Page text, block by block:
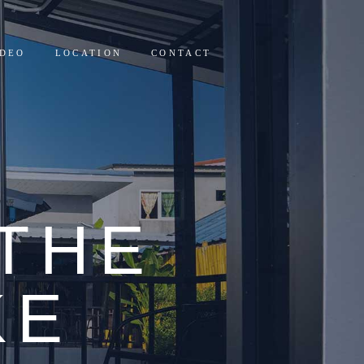
LOCATION CONTACT